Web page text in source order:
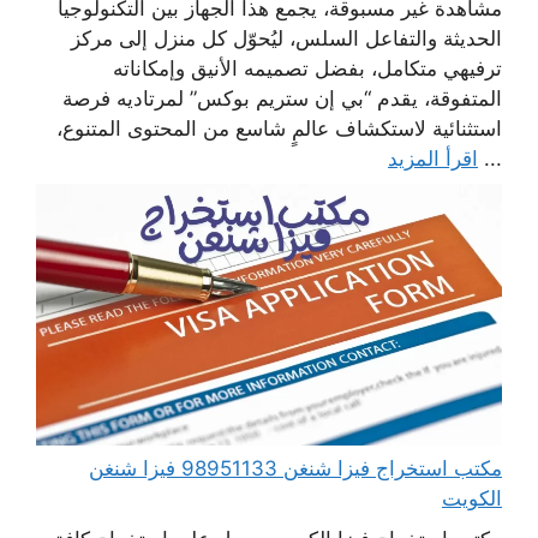
مشاهدة غير مسبوقة، يجمع هذا الجهاز بين التكنولوجيا
الحديثة والتفاعل السلس، ليُحوّل كل منزل إلى مركز
ترفيهي متكامل، بفضل تصميمه الأنيق وإمكاناته
المتفوقة، يقدم “بي إن ستريم بوكس” لمرتاديه فرصة
استثنائية لاستكشاف عالمٍ شاسع من المحتوى المتنوع،
... اقرأ المزيد
مكتب استخراج فيزا شنغن 98951133 فيزا شنغن
الكويت